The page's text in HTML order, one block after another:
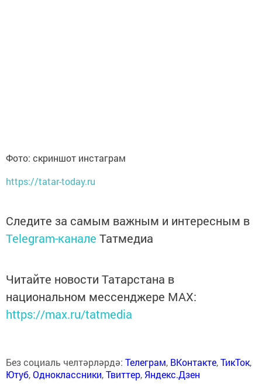
Фото: скриншот инстаграм
https://tatar-today.ru
Следите за самым важным и интересным в
Telegram-канале Татмедиа
Читайте новости Татарстана в
национальном мессенджере MАХ:
https://max.ru/tatmedia
Без социаль челтәрләрдә: Телеграм, ВКонтакте,ТикТок,
Ютуб,Одноклассники,Твиттер, Яндекс.Дзен